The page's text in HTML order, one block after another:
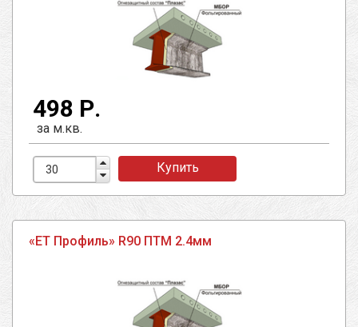
498 Р.
за м.кв.
Купить
«ЕТ Профиль» R90 ПТМ 2.4мм